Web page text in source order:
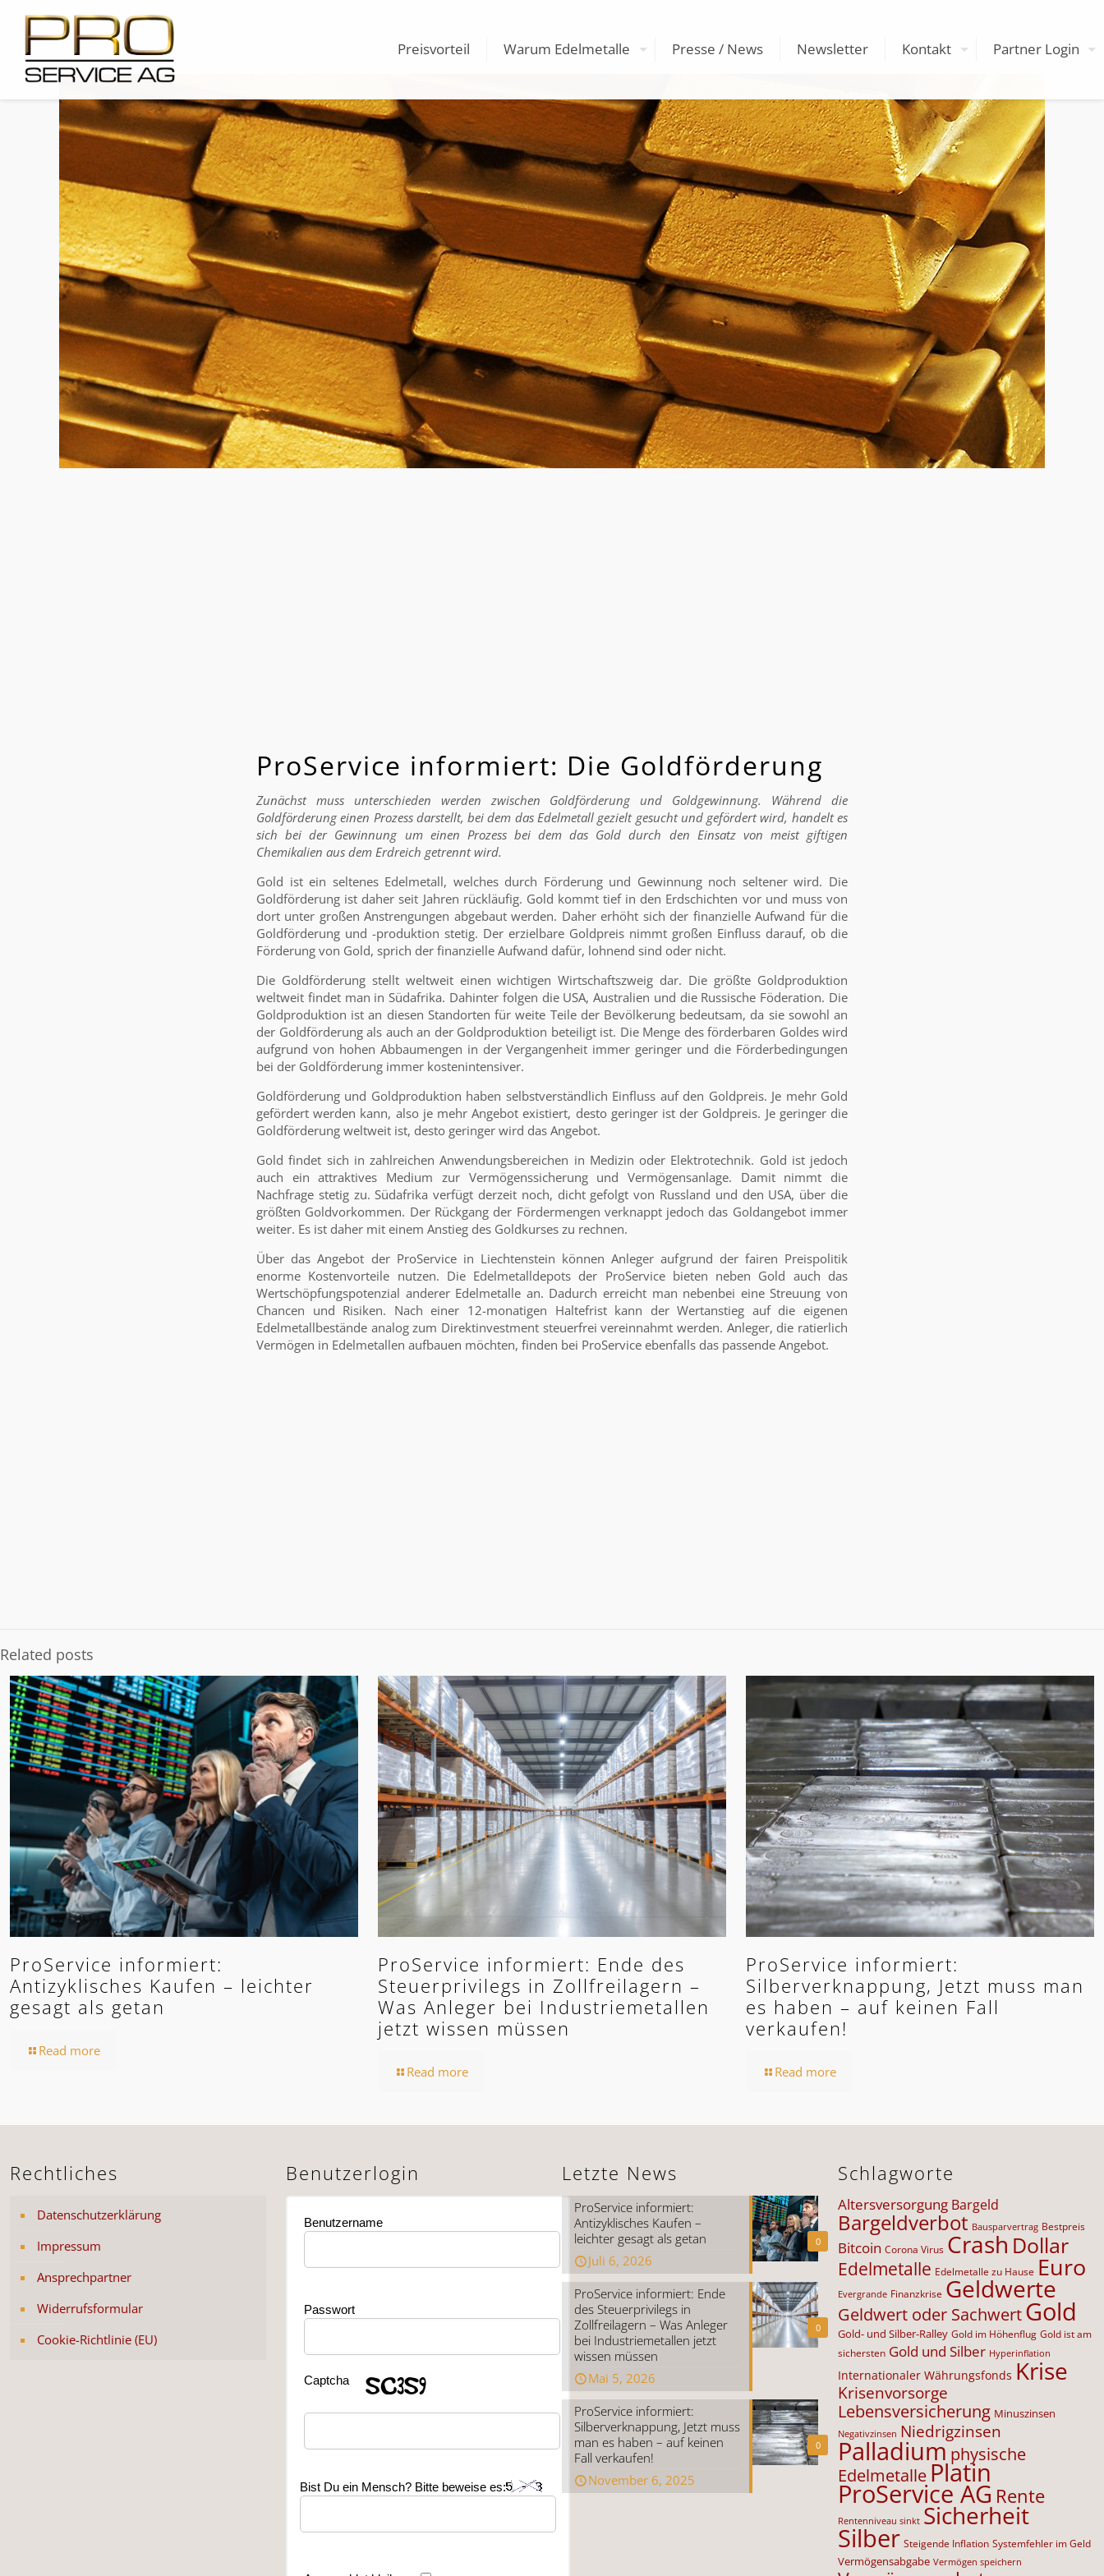
Preisvorteil Warum Edelmetalle Presse / News Newsletter Kontakt Partner Login
ProService informiert: Die Goldförderung
Zunächst muss unterschieden werden zwischen Goldförderung und Goldgewinnung. Während die
Goldförderung einen Prozess darstellt, bei dem das Edelmetall gezielt gesucht und gefördert wird, handelt es
sich bei der Gewinnung um einen Prozess bei dem das Gold durch den Einsatz von meist giftigen
Chemikalien aus dem Erdreich getrennt wird.
Gold ist ein seltenes Edelmetall, welches durch Förderung und Gewinnung noch seltener wird. Die
Goldförderung ist daher seit Jahren rückläufig. Gold kommt tief in den Erdschichten vor und muss von
dort unter großen Anstrengungen abgebaut werden. Daher erhöht sich der finanzielle Aufwand für die
Goldförderung und -produktion stetig. Der erzielbare Goldpreis nimmt großen Einfluss darauf, ob die
Förderung von Gold, sprich der finanzielle Aufwand dafür, lohnend sind oder nicht.
Die Goldförderung stellt weltweit einen wichtigen Wirtschaftszweig dar. Die größte Goldproduktion
weltweit findet man in Südafrika. Dahinter folgen die USA, Australien und die Russische Föderation. Die
Goldproduktion ist an diesen Standorten für weite Teile der Bevölkerung bedeutsam, da sie sowohl an
der Goldförderung als auch an der Goldproduktion beteiligt ist. Die Menge des förderbaren Goldes wird
aufgrund von hohen Abbaumengen in der Vergangenheit immer geringer und die Förderbedingungen
bei der Goldförderung immer kostenintensiver.
Goldförderung und Goldproduktion haben selbstverständlich Einfluss auf den Goldpreis. Je mehr Gold
gefördert werden kann, also je mehr Angebot existiert, desto geringer ist der Goldpreis. Je geringer die
Goldförderung weltweit ist, desto geringer wird das Angebot.
Gold findet sich in zahlreichen Anwendungsbereichen in Medizin oder Elektrotechnik. Gold ist jedoch
auch ein attraktives Medium zur Vermögenssicherung und Vermögensanlage. Damit nimmt die
Nachfrage stetig zu. Südafrika verfügt derzeit noch, dicht gefolgt von Russland und den USA, über die
größten Goldvorkommen. Der Rückgang der Fördermengen verknappt jedoch das Goldangebot immer
weiter. Es ist daher mit einem Anstieg des Goldkurses zu rechnen.
Über das Angebot der ProService in Liechtenstein können Anleger aufgrund der fairen Preispolitik
enorme Kostenvorteile nutzen. Die Edelmetalldepots der ProService bieten neben Gold auch das
Wertschöpfungspotenzial anderer Edelmetalle an. Dadurch erreicht man nebenbei eine Streuung von
Chancen und Risiken. Nach einer 12-monatigen Haltefrist kann der Wertanstieg auf die eigenen
Edelmetallbestände analog zum Direktinvestment steuerfrei vereinnahmt werden. Anleger, die ratierlich
Vermögen in Edelmetallen aufbauen möchten, finden bei ProService ebenfalls das passende Angebot.
Related posts
ProService informiert:
Antizyklisches Kaufen – leichter
gesagt als getan
Read more
ProService informiert: Ende des
Steuerprivilegs in Zollfreilagern –
Was Anleger bei Industriemetallen
jetzt wissen müssen
Read more
ProService informiert:
Silberverknappung, Jetzt muss man
es haben – auf keinen Fall
verkaufen!
Read more
Rechtliches
Datenschutzerklärung
Impressum
Ansprechpartner
Widerrufsformular
Cookie-Richtlinie (EU)
Benutzerlogin
Benutzername
Passwort
Captcha
Bist Du ein Mensch? Bitte beweise es:
Letzte News
0
ProService informiert:
Antizyklisches Kaufen –
leichter gesagt als getan
Juli 6, 2026
0
ProService informiert: Ende
des Steuerprivilegs in
Zollfreilagern – Was Anleger
bei Industriemetallen jetzt
wissen müssen
Mai 5, 2026
0
ProService informiert:
Silberverknappung, Jetzt muss
man es haben – auf keinen
Fall verkaufen!
November 6, 2025
Schlagworte
Altersversorgung Bargeld
Bargeldverbot Bausparvertrag Bestpreis
Bitcoin Corona Virus Crash Dollar
Edelmetalle Edelmetalle zu Hause Euro
Evergrande Finanzkrise Geldwerte
Geldwert oder SachwertGold
Gold- und Silber-Ralley Gold im Höhenflug Gold ist am
sichersten Gold und Silber Hyperinflation
Internationaler Währungsfonds Krise
Krisenvorsorge
Lebensversicherung Minuszinsen
Negativzinsen Niedrigzinsen
Palladiumphysische
Edelmetalle Platin
ProService AG Rente
Rentenniveau sinkt Sicherheit
Silber Steigende Inflation Systemfehler im Geld
Vermögensabgabe Vermögen speichern